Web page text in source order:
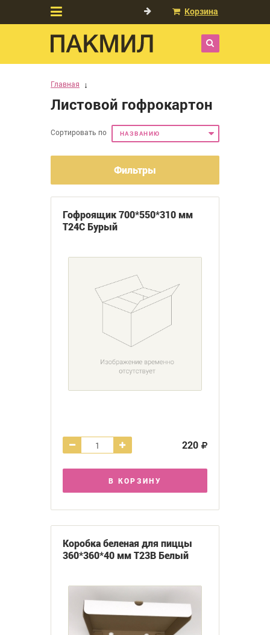
Корзина
Главная
Листовой гофрокартон
Сортировать по НАЗВАНИЮ
Фильтры
Гофроящик 700*550*310 мм
Т24С Бурый
220
В КОРЗИНУ
Коробка беленая для пиццы
360*360*40 мм Т23В Белый